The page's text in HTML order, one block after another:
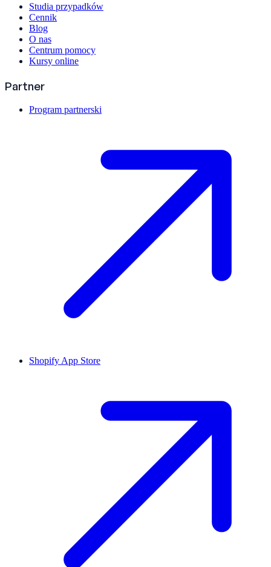
Studia przypadków
Cennik
Blog
O nas
Centrum pomocy
Kursy online
Partner
Program partnerski
Shopify App Store